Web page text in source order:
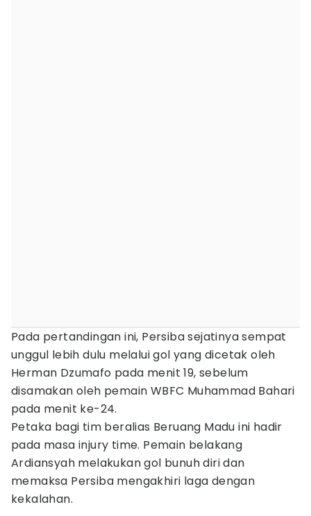
Pada pertandingan ini, Persiba sejatinya sempat
unggul lebih dulu melalui gol yang dicetak oleh
Herman Dzumafo pada menit 19, sebelum
disamakan oleh pemain WBFC Muhammad Bahari
pada menit ke-24.
Petaka bagi tim beralias Beruang Madu ini hadir
pada masa injury time. Pemain belakang
Ardiansyah melakukan gol bunuh diri dan
memaksa Persiba mengakhiri laga dengan
kekalahan.